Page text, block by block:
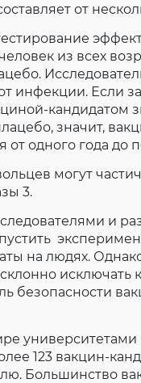
от
из всех
инфекции. Если
кандидатом
значит,
одного года до
могут
3.
и
на людях.
исключать
безопасности
университетами
123 вакцин-
Большинство